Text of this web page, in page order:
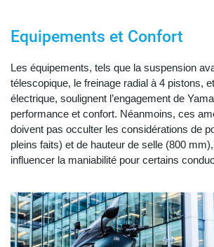
Equipements et Confort
Les équipements, tels que la suspension
télescopique, le freinage radial à 4 pistons,
électrique, soulignent l’engagement de
performance et confort. Néanmoins, ces
doivent pas occulter les considérations de
pleins faits) et de hauteur de selle (800
influencer la maniabilité pour certains